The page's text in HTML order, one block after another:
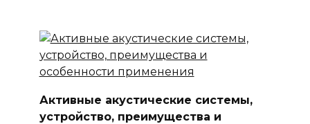
Активные акустические системы,
устройство, преимущества и